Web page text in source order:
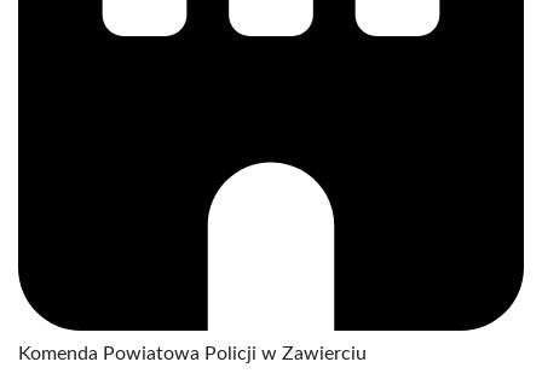
Komenda Powiatowa Policji w Zawierciu